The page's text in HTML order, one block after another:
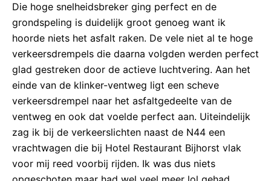
Die hoge snelheidsbreker ging perfect en de
grondspeling is duidelijk groot genoeg want ik
hoorde niets het asfalt raken. De vele niet al te hoge
verkeersdrempels die daarna volgden werden perfect
glad gestreken door de actieve luchtvering. Aan het
einde van de klinker-ventweg ligt een scheve
verkeersdrempel naar het asfaltgedeelte van de
ventweg en ook dat voelde perfect aan. Uiteindelijk
zag ik bij de verkeerslichten naast de N44 een
vrachtwagen die bij Hotel Restaurant Bijhorst vlak
voor mij reed voorbij rijden. Ik was dus niets